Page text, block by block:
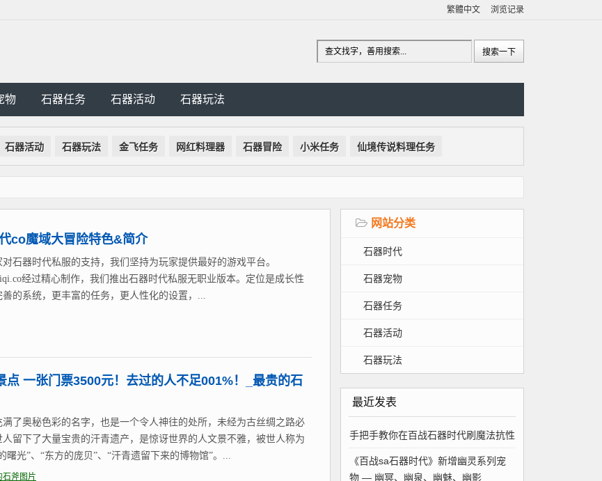
繁體中文 浏览记录
物 石器任务 石器活动 石器玩法
石器活动 石器玩法 金飞任务 网红料理器 石器冒险 小米任务 仙境传说料理任务
co魔域大冒险特色&简介
石器时代私服的支持，我们坚持为玩家提供最好的游戏平台。
经过精心制作，我们推出石器时代私服无职业版本。定位是成长性
的系统，更丰富的任务，更人性化的设置，...
点 一张门票3500元！去过的人不足001%！_最贵的石
了奥秘色彩的名字，也是一个令人神往的处所，未经为古丝绸之路必
留下了大量宝贵的汗青遗产，是惊讶世界的人文景不雅，被世人称为
曙光”、“东方的庞贝”、“汗青遗留下来的博物馆”。...
石斧图片
网站分类
石器时代
石器宠物
石器任务
石器活动
石器玩法
最近发表
手把手教你在百战石器时代刷魔法抗性
《百战sa石器时代》新增幽灵系列宠
物 — 幽冥、幽泉、幽魅、幽影